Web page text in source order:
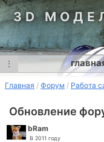
3D
⋮
Главная Форум Работа
Обновление
bRam
В 2011 году